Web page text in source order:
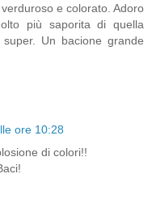
e colorato. Adoro
più saporita di quella
Un bacione grande
ore 10:28
di colori!!